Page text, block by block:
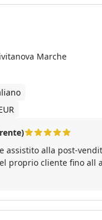
Marche
assistito alla post-
proprio cliente fino all